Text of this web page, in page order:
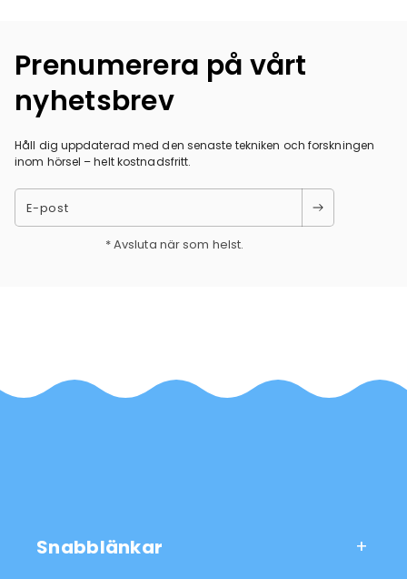
Prenumerera på vårt
nyhetsbrev
Håll dig uppdaterad med den senaste tekniken och forskningen
inom hörsel – helt kostnadsfritt.
E-post
* Avsluta när som helst.
Snabblänkar